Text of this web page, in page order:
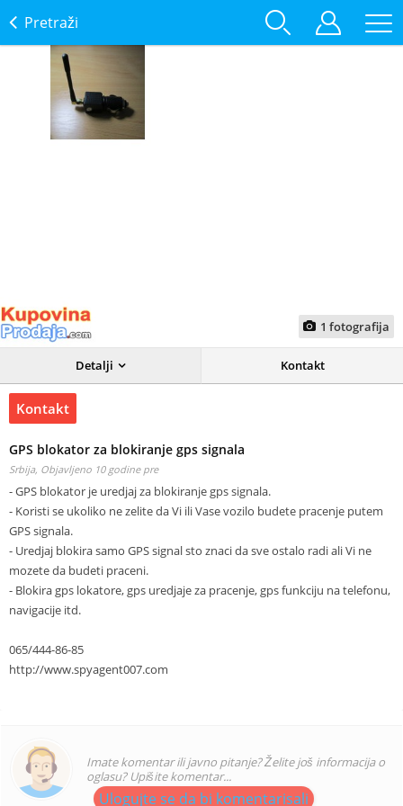
Pretraži
1 fotografija
Detalji Kontakt
Kontakt
GPS blokator za blokiranje gps signala
Srbija, Objavljeno 10 godine pre
- GPS blokator je uredjaj za blokiranje gps signala.
- Koristi se ukoliko ne zelite da Vi ili Vase vozilo budete pracenje putem
GPS signala.
- Uredjaj blokira samo GPS signal sto znaci da sve ostalo radi ali Vi ne
mozete da budeti praceni.
- Blokira gps lokatore, gps uredjaje za pracenje, gps funkciju na telefonu,
navigacije itd.
065/444-86-85
http://www.spyagent007.com
Imate komentar ili javno pitanje? Želite još informacija o
oglasu? Upišite komentar...
Ulogujte se da bi komentarisali